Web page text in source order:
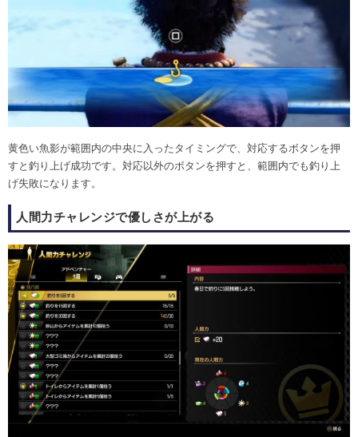
黄色い魚影が範囲内の中央に入ったタイミングで、対応するボタンを押
すと釣り上げ成功です。対応以外のボタンを押すと、範囲内でも釣り上
げ失敗になります。
人間力チャレンジで優しさが上がる